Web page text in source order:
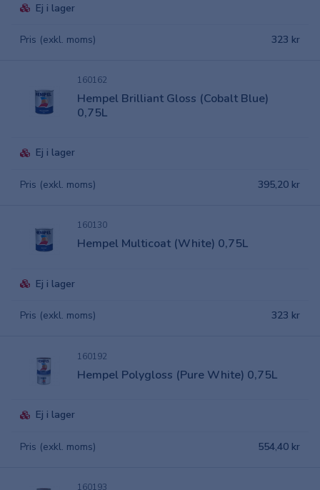
Ej i lager
Pris (exkl. moms) 323 kr
160162
Hempel Brilliant Gloss (Cobalt Blue)
0,75L
Ej i lager
Pris (exkl. moms) 395,20 kr
160130
Hempel Multicoat (White) 0,75L
Ej i lager
Pris (exkl. moms) 323 kr
160192
Hempel Polygloss (Pure White) 0,75L
Ej i lager
Pris (exkl. moms) 554,40 kr
160193